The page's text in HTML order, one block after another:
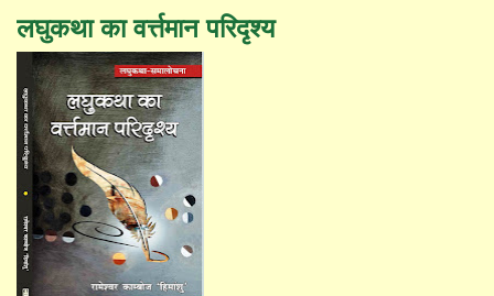
लघुकथा का वर्त्तमान परिदृश्य